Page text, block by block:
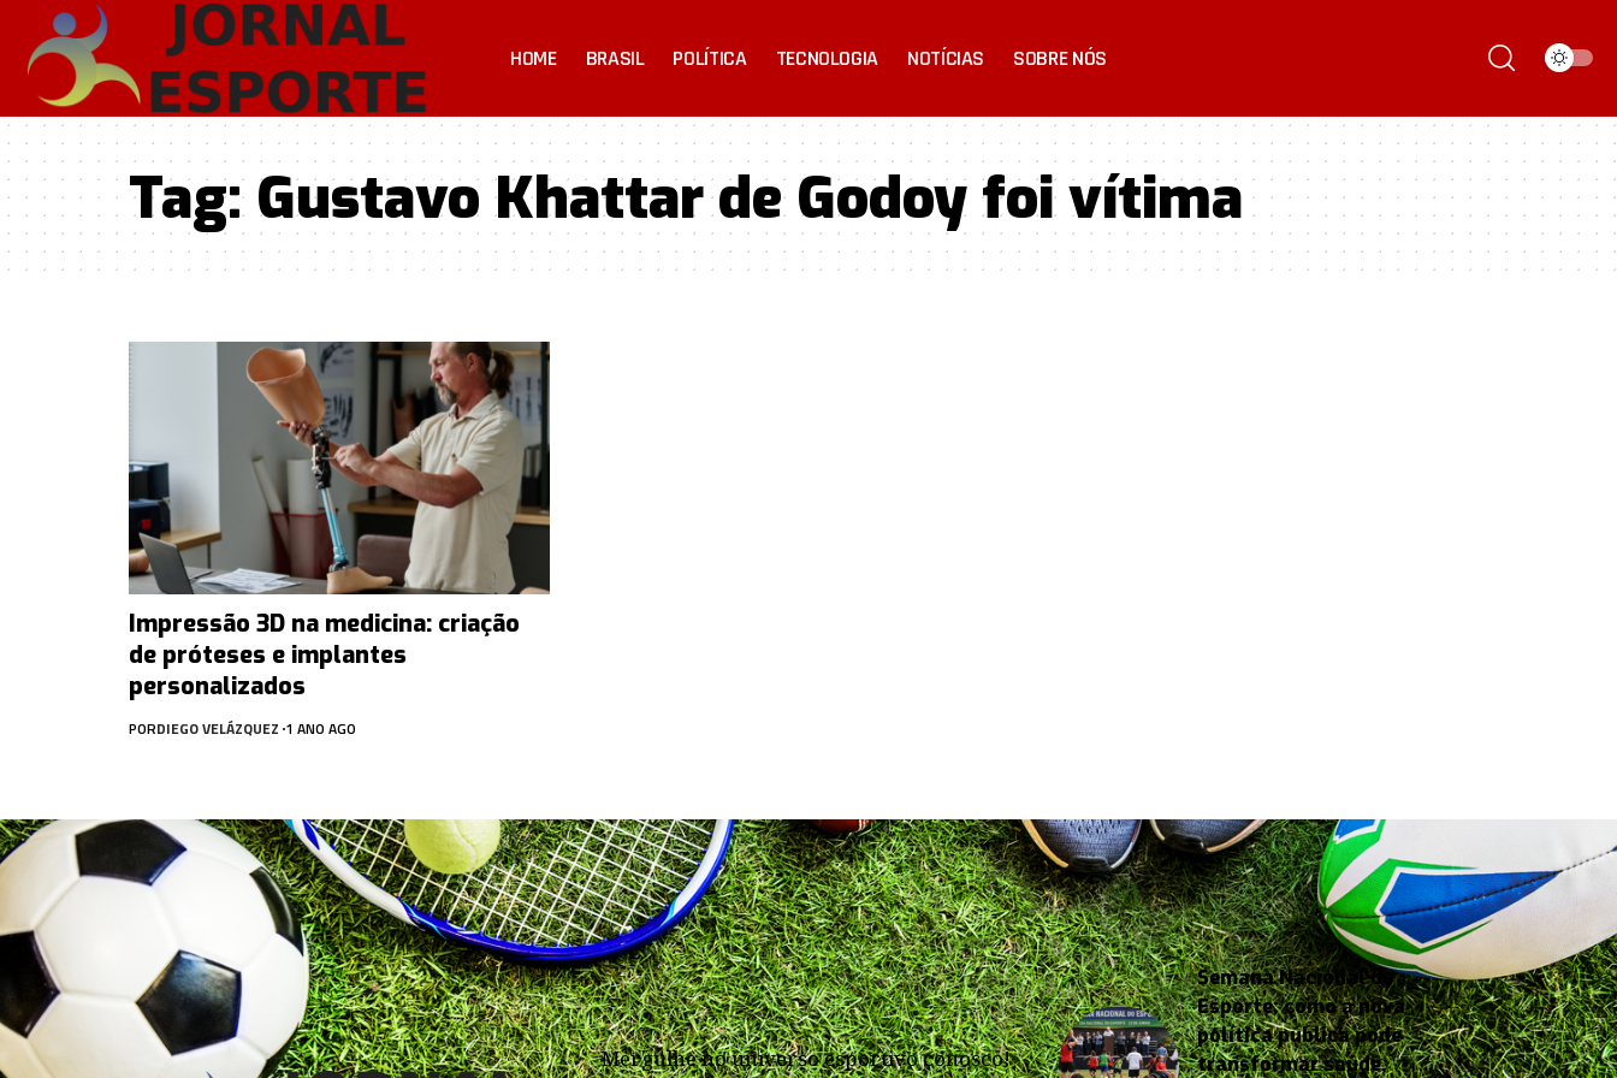
HOME BRASIL POLÍTICA TECNOLOGIA NOTÍCIAS SOBRE NÓS
Tag:Gustavo Khattar de Godoy foi vítima
Impressão 3D na medicina: criação
de próteses e implantes
personalizados
PORDIEGO VELÁZQUEZ 1 ANO AGO
Mergulhe no universo esportivo conosco!
Semana Nacional do
Esporte: como a nova
política pública pode
transformar saúde,